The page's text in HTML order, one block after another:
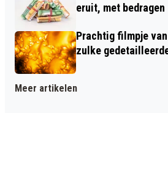
eruit, met bedragen
Prachtig filmpje
zulke
Meer artikelen